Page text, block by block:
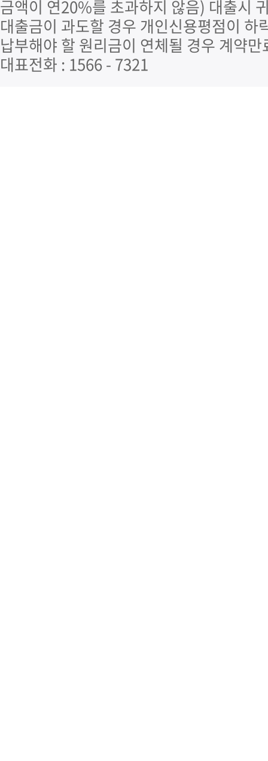
금액이 연20%를 초과하지 않음) 대출시
대출금이 과도할 경우 개인신용평점이
납부해야 할 원리금이 연체될 경우 계약
대표전화 : 1566 - 7321